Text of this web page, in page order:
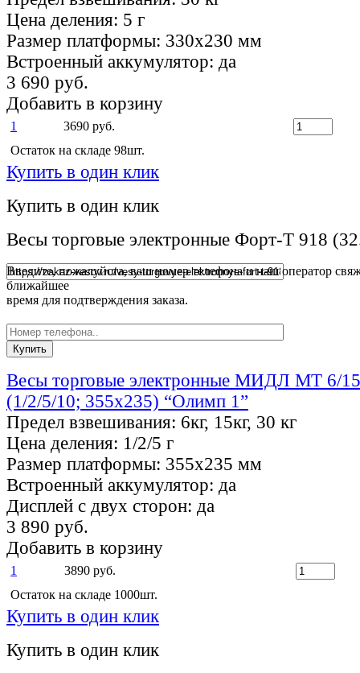
Цена деления: 5 г
Размер платформы: 330х230 мм
Встроенный аккумулятор: да
3 690 руб.
Добавить в корзину
1
3690 руб.
Остаток на складе 98шт.
Купить в один клик
Купить в один клик
Весы торговые электронные Форт-Т 918
Введите, пожалуйста, ваш номер телефона и наш оператор
ближайшее
время для подтверждения заказа.
Весы торговые электронные МИДЛ МТ
(1/2/5/10; 355х235) “Олимп 1”
Предел взвешивания: 6кг, 15кг, 30 кг
Цена деления: 1/2/5 г
Размер платформы: 355x235 мм
Встроенный аккумулятор: да
Дисплей с двух сторон: да
3 890 руб.
Добавить в корзину
1
3890 руб.
Остаток на складе 1000шт.
Купить в один клик
Купить в один клик